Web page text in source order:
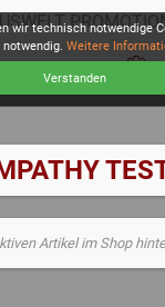
Artikel im Shop
wir technisch notwendige
notwendig.Weitere
Verstanden